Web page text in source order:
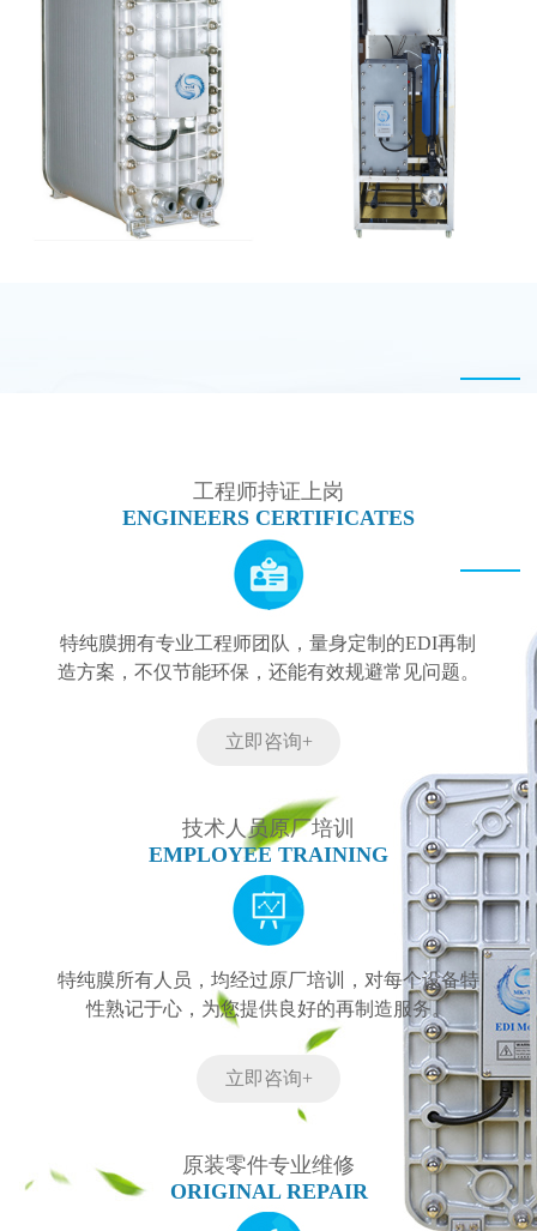
EDI超纯水处理设备
MK-TC500 EDI设备维
修
工程师持证上岗
ENGINEERS CERTIFICATES
特纯膜拥有专业工程师团队，量身定制的EDI再制
造方案，不仅节能环保，还能有效规避常见问题。
立即咨询+
技术人员原厂培训
EMPLOYEE TRAINING
特纯膜所有人员，均经过原厂培训，对每个设备特
性熟记于心，为您提供良好的再制造服务。
立即咨询+
原装零件专业维修
ORIGINAL REPAIR